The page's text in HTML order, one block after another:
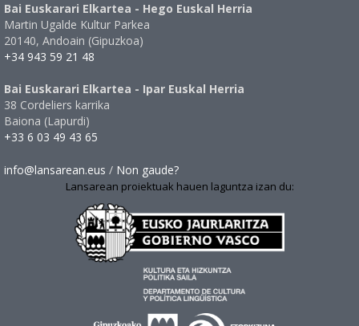
Bai Euskarari Elkartea - Hego Euskal Herria
Martin Ugalde Kultur Parkea
20140, Andoain (Gipuzkoa)
+34 943 59 21 48
Bai Euskarari Elkartea - Ipar Euskal Herria
38 Cordeliers karrika
Baiona (Lapurdi)
+33 6 03 49 43 65
info@lansarean.eus / Non gaude?
Lansarean proiektuak hauen laguntza izan du: